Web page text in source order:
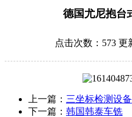
德国尤尼抱台
点击次数：573 更
上一篇： 三坐标检测设备
下一篇： 韩国韩泰车铣